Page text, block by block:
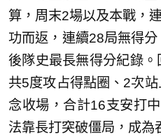
算，周末2場以及本戰，
功而返，連續28局無得
後隊史最長無得分紀錄
共5度攻占得點圈、2次
念收場，合計16支安打
法靠長打突破僵局，成為